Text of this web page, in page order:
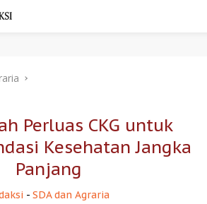
Perluas CKG untuk
Kesehatan Jangka
Panjang
- SDA dan Agraria